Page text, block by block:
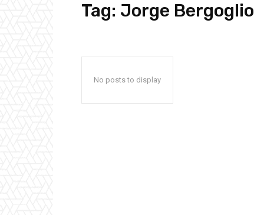
Tag: Jorge Bergoglio
No posts to display